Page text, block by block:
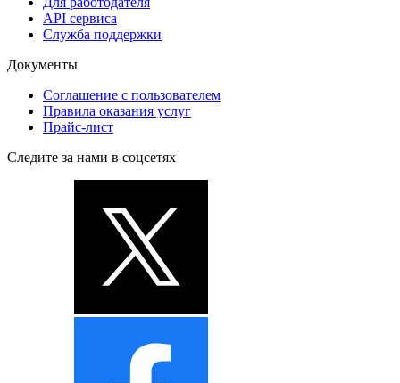
API сервиса
Служба поддержки
Документы
Соглашение с пользователем
Правила оказания услуг
Прайс-лист
Следите за нами в соцсетях